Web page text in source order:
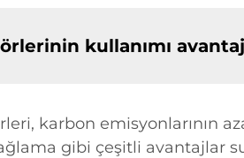
kullanımı
karbon emisyonlarının
gibi çeşitli avantajlar